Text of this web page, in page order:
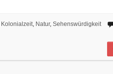
Kolonialzeit, Natur, Sehenswürdigkeit